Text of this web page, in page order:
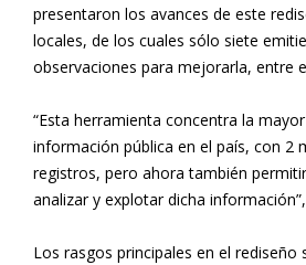
presentaron los avances de este
locales, de los cuales sólo siete
observaciones para mejorarla, entre
“Esta herramienta concentra la
información pública en el país, con 2
registros, pero ahora también
analizar y explotar dicha
Los rasgos principales en el rediseño